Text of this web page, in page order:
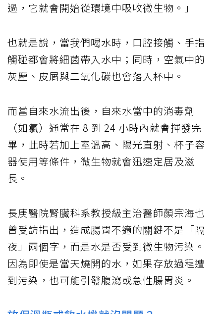
過，它就會開始從環境中吸收微生物。」
也就是說，當我們喝水時，口腔接觸、手指
觸碰都會將細菌帶入水中；同時，空氣中的
灰塵、皮屑與二氧化碳也會落入杯中。
而當自來水流出後，自來水當中的消毒劑
（如氯）通常在 8 到 24 小時內就會揮發完
畢，此時若加上室溫高、陽光直射、杯子容
器使用等條件，微生物就會迅速定居及滋
長。
長庚醫院腎臟科系教授級主治醫師顏宗海也
曾受訪指出，造成腸胃不適的關鍵不是「隔
夜」兩個字，而是水是否受到微生物污染。
因為即使是當天燒開的水，如果存放過程遭
到污染，也可能引發腹瀉或急性腸胃炎。